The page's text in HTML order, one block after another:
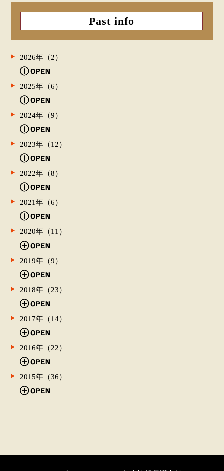
Past info
2026年（2）
2025年（6）
2024年（9）
2023年（12）
2022年（8）
2021年（6）
2020年（11）
2019年（9）
2018年（23）
2017年（14）
2016年（22）
2015年（36）